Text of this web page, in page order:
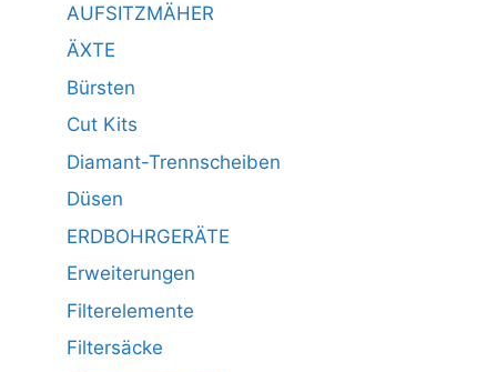
AUFSITZMÄHER
ÄXTE
Bürsten
Cut Kits
Diamant-Trennscheiben
Düsen
ERDBOHRGERÄTE
Erweiterungen
Filterelemente
Filtersäcke